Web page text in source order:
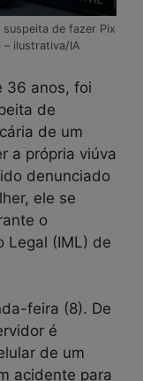
de fazer Pix
– ilustrativa/IA
36 anos, foi
de
de um
a própria viúva
denunciado
ele se
o
Legal (IML) de
feira (8). De
é
de um
acidente para